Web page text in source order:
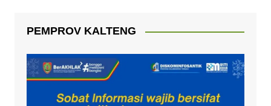
PEMPROV KALTENG